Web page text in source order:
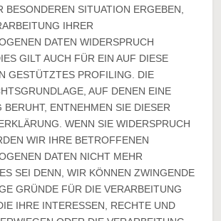
BESONDEREN SITUATION ERGEBEN,
IHRER
DATEN WIDERSPRUCH
GILT AUCH FÜR EIN AUF DIESE
GESTÜTZTES PROFILING. DIE
AUF DENEN EINE
BERUHT, ENTNEHMEN SIE DIESER
WENN SIE WIDERSPRUCH
WIR IHRE BETROFFENEN
DATEN NICHT MEHR
SEI DENN, WIR KÖNNEN ZWINGENDE
GRÜNDE FÜR DIE VERARBEITUNG
IHRE INTERESSEN, RECHTE UND